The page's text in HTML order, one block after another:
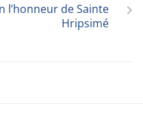
l’honneur de Sainte
Hripsimé